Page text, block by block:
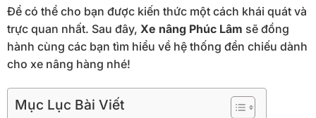
Để có thể cho bạn được kiến thức một cách khái quát và
trực quan nhất. Sau đây, Xe nâng Phúc Lâm sẽ đồng
hành cùng các bạn tìm hiểu về hệ thống đền chiếu dành
cho xe nâng hàng nhé!
Mục Lục Bài Viết